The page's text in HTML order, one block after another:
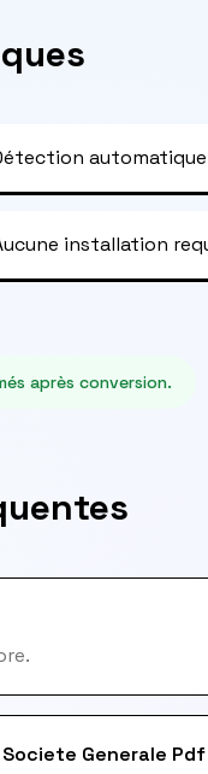
installation
après conversion.
Generale Pdf